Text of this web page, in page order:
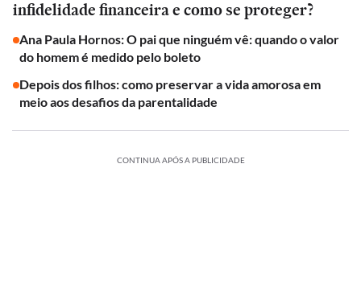
infidelidade financeira e como se proteger?
Ana Paula Hornos: O pai que ninguém vê: quando o valor
do homem é medido pelo boleto
Depois dos filhos: como preservar a vida amorosa em
meio aos desafios da parentalidade
CONTINUA APÓS A PUBLICIDADE